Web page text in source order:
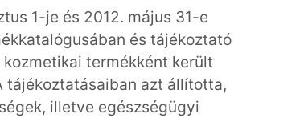
1-je és 2012. május 31-e
és tájékoztató
termékként került
azt állította,
illetve egészségügyi